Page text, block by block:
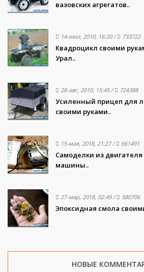
вазовских агрегатов..
14-июл, 2010, 16:20/ 733722
Квадроцикл своими
Урал..
28-авг, 2010, 15:45/ 724388
Усиленный прицеп для
своими руками..
15-мая, 2018, 21:27/ 661491
Самоделки из
машины..
27-мар, 2018, 02:49/ 580706
Эпоксидная смола
НОВЫЕ